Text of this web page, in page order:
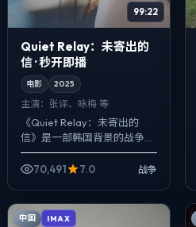
99:22
Quiet Relay：未寄出的
信 · 秒开即播
电影 2025
主演： 张译、咏梅 等
《Quiet Relay：未寄出的
信》是一部韩国背景的战争作
品，2025年公映，由徐克执
导，张译、咏梅、任素汐等主
70,491 7.0 战争
中国 IMAX